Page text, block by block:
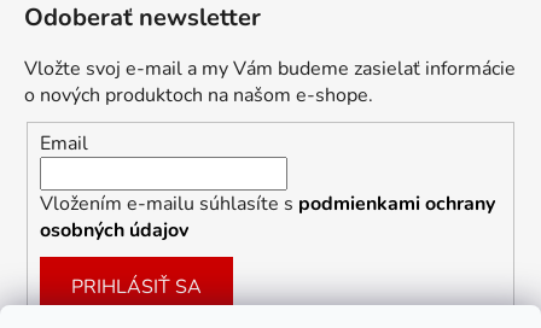
Odoberať newsletter
Vložte svoj e-mail a my Vám budeme zasielať informácie
o nových produktoch na našom e-shope.
Email
Vložením e-mailu súhlasíte s podmienkami ochrany
osobných údajov
PRIHLÁSIŤ SA